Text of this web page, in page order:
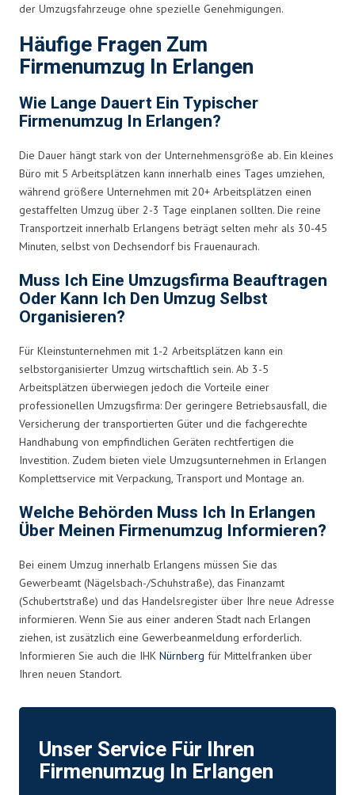
der Umzugsfahrzeuge ohne spezielle Genehmigungen.
Häufige Fragen Zum
Firmenumzug In Erlangen
Wie Lange Dauert Ein Typischer
Firmenumzug In Erlangen?
Die Dauer hängt stark von der Unternehmensgröße ab. Ein kleines
Büro mit 5 Arbeitsplätzen kann innerhalb eines Tages umziehen,
während größere Unternehmen mit 20+ Arbeitsplätzen einen
gestaffelten Umzug über 2-3 Tage einplanen sollten. Die reine
Transportzeit innerhalb Erlangens beträgt selten mehr als 30-45
Minuten, selbst von Dechsendorf bis Frauenaurach.
Muss Ich Eine Umzugsfirma Beauftragen
Oder Kann Ich Den Umzug Selbst
Organisieren?
Für Kleinstunternehmen mit 1-2 Arbeitsplätzen kann ein
selbstorganisierter Umzug wirtschaftlich sein. Ab 3-5
Arbeitsplätzen überwiegen jedoch die Vorteile einer
professionellen Umzugsfirma: Der geringere Betriebsausfall, die
Versicherung der transportierten Güter und die fachgerechte
Handhabung von empfindlichen Geräten rechtfertigen die
Investition. Zudem bieten viele Umzugsunternehmen in Erlangen
Komplettservice mit Verpackung, Transport und Montage an.
Welche Behörden Muss Ich In Erlangen
Über Meinen Firmenumzug Informieren?
Bei einem Umzug innerhalb Erlangens müssen Sie das
Gewerbeamt (Nägelsbach-/Schuhstraße), das Finanzamt
(Schubertstraße) und das Handelsregister über Ihre neue Adresse
informieren. Wenn Sie aus einer anderen Stadt nach Erlangen
ziehen, ist zusätzlich eine Gewerbeanmeldung erforderlich.
Informieren Sie auch die IHK Nürnberg für Mittelfranken über
Ihren neuen Standort.
Unser Service Für Ihren
Firmenumzug In Erlangen